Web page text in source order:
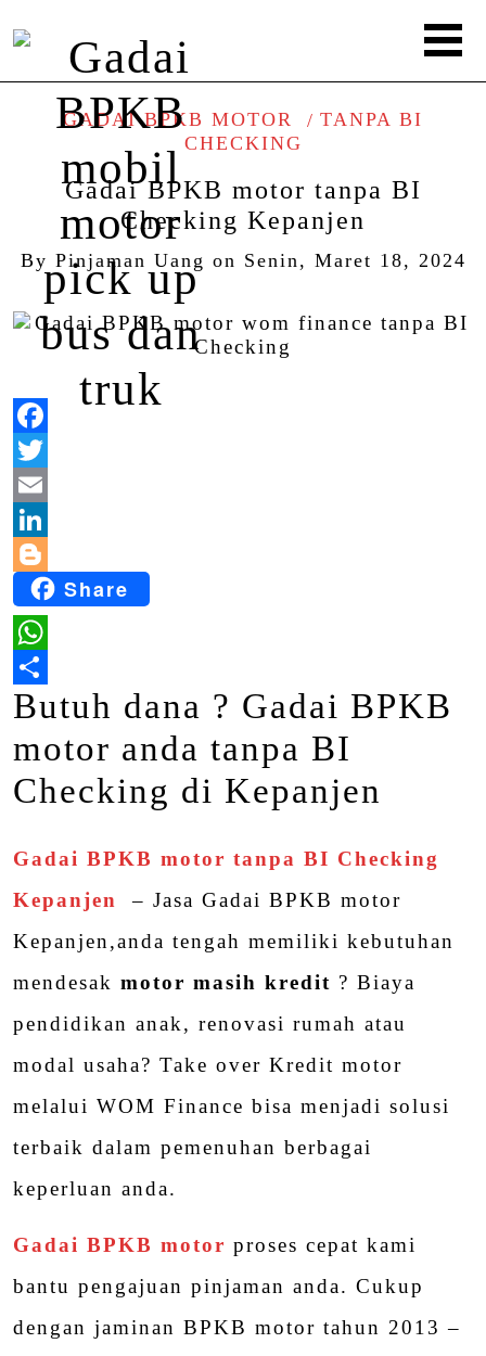
GADAI BPKB MOTOR
TANPA BI
CHECKING
Gadai BPKB motor tanpa BI
Checking Kepanjen
By Pinjaman Uang on Senin, Maret 18, 2024
Facebook
Twitter
Email
LinkedIn
BloggerShare
WhatsApp
Share
Butuh dana ? Gadai BPKB
motor anda tanpa BI
Checking di Kepanjen
Gadai BPKB motor tanpa BI Checking
Kepanjen
– Jasa Gadai BPKB motor
Kepanjen,anda tengah memiliki kebutuhan
mendesak motor masih kredit ? Biaya
pendidikan anak, renovasi rumah atau
modal usaha? Take over Kredit motor
melalui WOM Finance bisa menjadi solusi
terbaik dalam pemenuhan berbagai
keperluan anda.
Gadai BPKB motor proses cepat kami
bantu pengajuan pinjaman anda. Cukup
dengan jaminan BPKB motor tahun 2013 –